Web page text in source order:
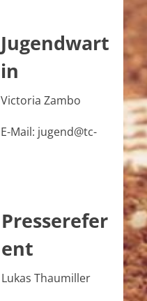
Jugendwart
in
Victoria Zambo
E-Mail: jugend@tc-
Presserefer
ent
Lukas Thaumiller